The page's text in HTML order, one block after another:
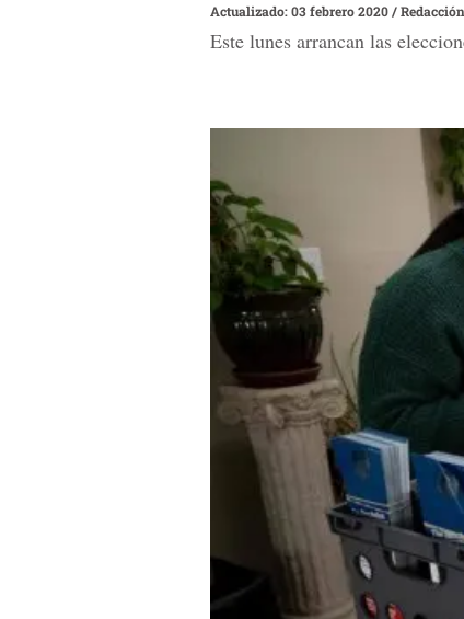
Actualizado: 03 febrero 2020/Redacción
Este lunes arrancan las